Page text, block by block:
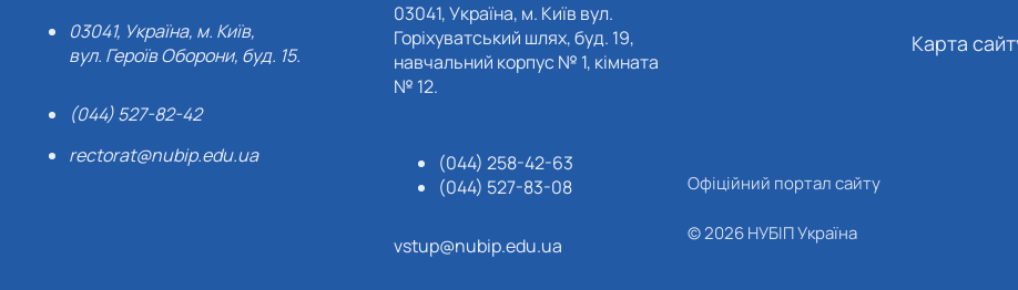
03041, Україна, м. Київ,
вул. Героїв Оборони, буд. 15.
(044) 527-82-42
rectorat@nubip.edu.ua
03041, Україна, м. Київ вул.
Горіхуватський шлях, буд. 19,
навчальний корпус № 1, кімната
№ 12.
(044) 258-42-63
(044) 527-83-08
vstup@nubip.edu.ua
Карта
Офіційний портал сайту
© 2026 НУБІП Україна